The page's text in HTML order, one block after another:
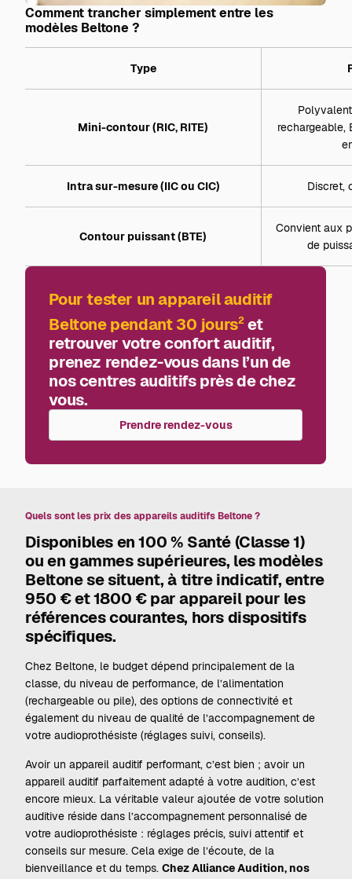
Comment trancher simplement entre les
modèles Beltone ?
Type
Mini-contour (RIC, RITE)
rechargeable,
Intra sur-mesure (IIC ou CIC) Discret,
Contour puissant (BTE)
Convient aux
de
Pour tester un appareil auditif
Beltone pendant 30 jours2et
retrouver votre confort auditif,
prenez rendez-vous dans l’un de
nos centres auditifs près de chez
vous.
Prendre rendez-vous
Quels sont les prix des appareils auditifs Beltone ?
Disponibles en 100 % Santé (Classe 1)
ou en gammes supérieures, les modèles
Beltone se situent, à titre indicatif, entre
950 € et 1800 € par appareil pour les
références courantes, hors dispositifs
spécifiques.
Chez Beltone, le budget dépend principalement de la
classe, du niveau de performance, de l’alimentation
(rechargeable ou pile), des options de connectivité et
également du niveau de qualité de l’accompagnement de
votre audioprothésiste (réglages suivi, conseils).
Avoir un appareil auditif performant, c’est bien ; avoir un
appareil auditif parfaitement adapté à votre audition, c’est
encore mieux. La véritable valeur ajoutée de votre solution
auditive réside dans l’accompagnement personnalisé de
votre audioprothésiste : réglages précis, suivi attentif et
conseils sur mesure. Cela exige de l’écoute, de la
bienveillance et du temps.Chez Alliance Audition, nos